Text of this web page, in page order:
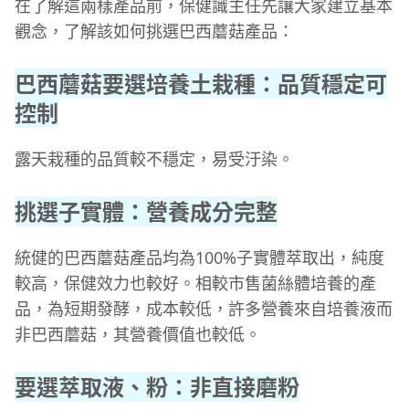
在了解這兩樣產品前，保健識主任先讓大家建立基本
觀念，了解該如何挑選巴西蘑菇產品：
巴西蘑菇要選培養土栽種：品質穩定可
控制
露天栽種的品質較不穩定，易受汙染。
挑選子實體：營養成分完整
統健的巴西蘑菇產品均為100%子實體萃取出，純度
較高，保健效力也較好。相較市售菌絲體培養的產
品，為短期發酵，成本較低，許多營養來自培養液而
非巴西蘑菇，其營養價值也較低。
要選萃取液、粉：非直接磨粉